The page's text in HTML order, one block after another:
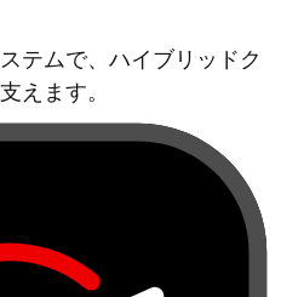
テムで、ハイブリッドク
えます。